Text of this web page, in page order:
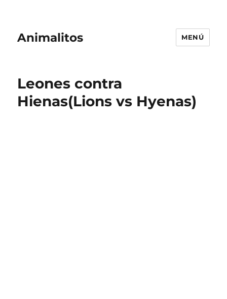
Animalitos MENÚ
Leones contra
Hienas(Lions vs Hyenas)